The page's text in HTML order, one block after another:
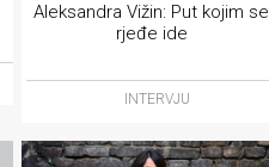
Aleksandra Vižin: Put kojim se
rjeđe ide
INTERVJU